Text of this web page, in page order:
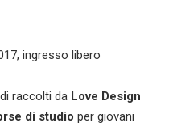
ingresso libero
raccolti da Love Design
di studio per giovani